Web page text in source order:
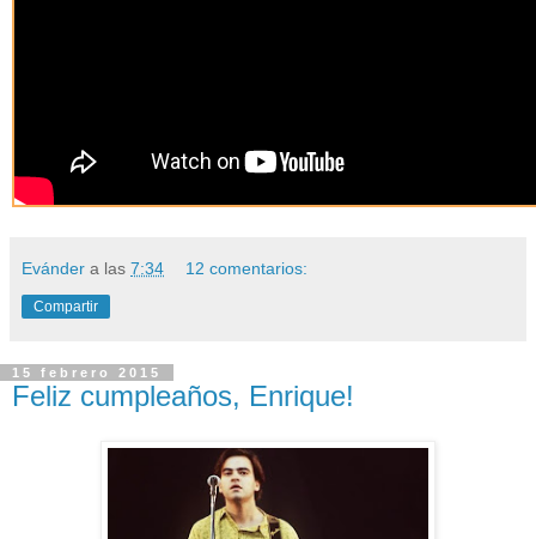
Evánder a las 7:34 12 comentarios:
Compartir
15 febrero 2015
Feliz cumpleaños, Enrique!